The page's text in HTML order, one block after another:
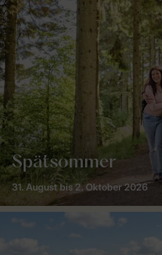
Spätsommer
31. August bis 2. Oktober 2026